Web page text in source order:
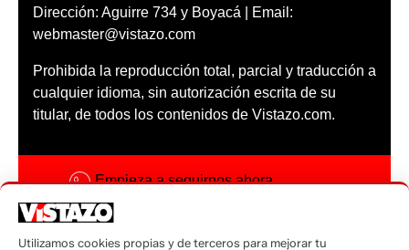
Dirección: Aguirre 734 y Boyacá | Email:
webmaster@vistazo.com
Prohibida la reproducción total, parcial y traducción a
cualquier idioma, sin autorización escrita de su
titular, de todos los contenidos de Vistazo.com.
Empieza a seguirnos ahora
Código ética
Utilizamos cookies propias y de terceros para mejorar tu